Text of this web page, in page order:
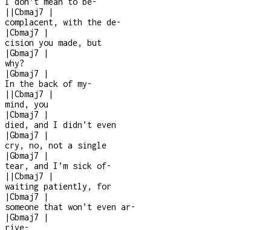
| |Cbmaj7
|
complacent, with the de-
|Cbmaj7
|
cision you made, but
|Gbmaj7
|
why?
|Gbmaj7
|
In the back of my-
| |Cbmaj7
|
mind, you
|Cbmaj7
|
died, and I didn’t even
|Gbmaj7
|
cry, no, not a single
|Gbmaj7
|
tear, and I’m sick of-
| |Cbmaj7
|
waiting patiently, for
|Cbmaj7
|
someone that won’t even ar-
|Gbmaj7
|
rive-